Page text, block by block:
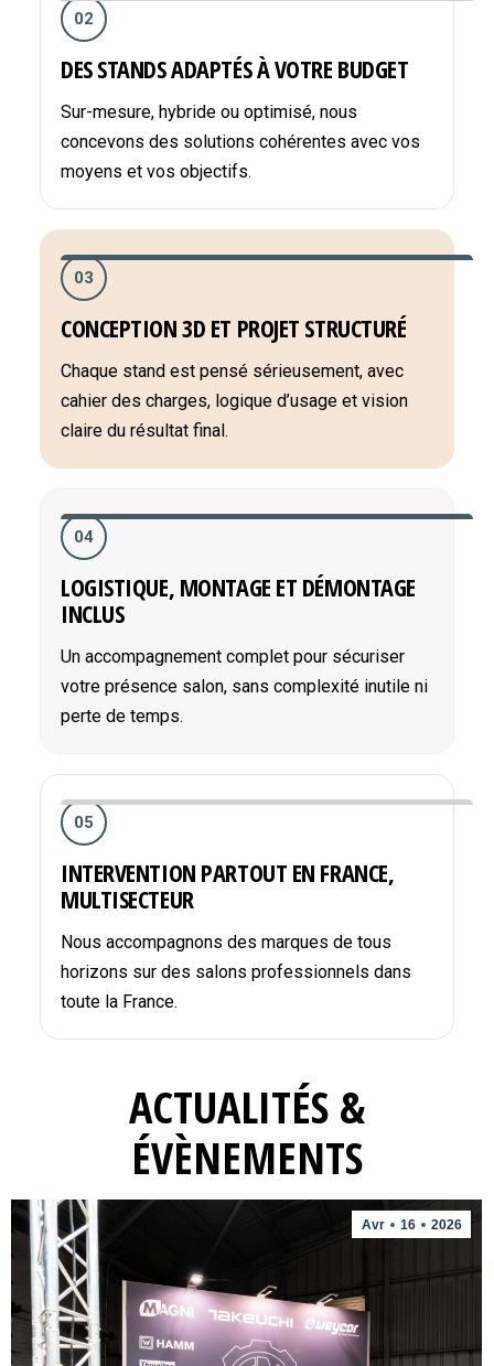
02
DES STANDS ADAPTÉS À VOTRE BUDGET
Sur-mesure, hybride ou optimisé, nous
concevons des solutions cohérentes avec vos
moyens et vos objectifs.
03
CONCEPTION 3D ET PROJET STRUCTURÉ
Chaque stand est pensé sérieusement, avec
cahier des charges, logique d’usage et vision
claire du résultat final.
04
LOGISTIQUE, MONTAGE ET DÉMONTAGE
INCLUS
Un accompagnement complet pour sécuriser
votre présence salon, sans complexité inutile ni
perte de temps.
05
INTERVENTION PARTOUT EN FRANCE,
MULTISECTEUR
Nous accompagnons des marques de tous
horizons sur des salons professionnels dans
toute la France.
ACTUALITÉS &
ÉVÈNEMENTS
Avr 16 2026